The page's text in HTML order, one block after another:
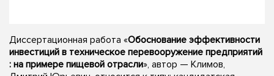
Диссертационная работа «Обоснование эффективности
инвестиций в техническое перевооружение предприятий
: на примере пищевой отрасли», автор — Климов,